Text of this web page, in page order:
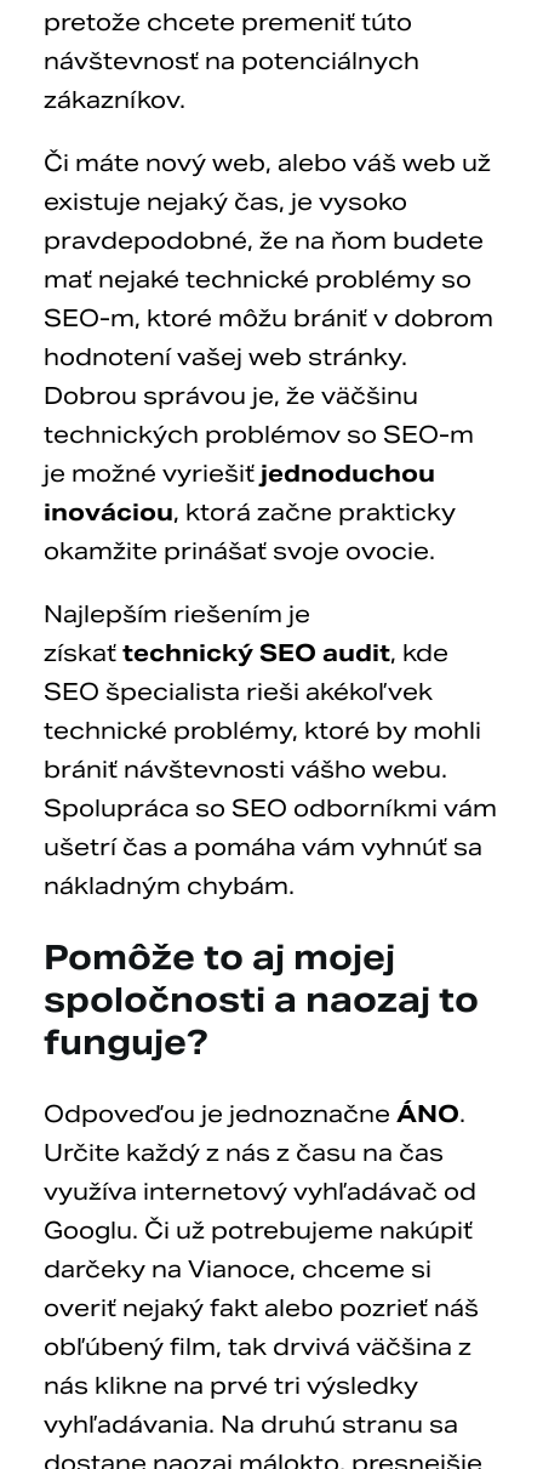
pretože chcete premeniť túto
návštevnosť na potenciálnych
zákazníkov.
Či máte nový web, alebo váš web už
existuje nejaký čas, je vysoko
pravdepodobné, že na ňom budete
mať nejaké technické problémy so
SEO-m, ktoré môžu brániť v dobrom
hodnotení vašej web stránky.
Dobrou správou je, že väčšinu
technických problémov so SEO-m
je možné vyriešiť jednoduchou
inováciou, ktorá začne prakticky
okamžite prinášať svoje ovocie.
Najlepším riešením je
získať technický SEO audit, kde
SEO špecialista rieši akékoľvek
technické problémy, ktoré by mohli
brániť návštevnosti vášho webu.
Spolupráca so SEO odborníkmi vám
ušetrí čas a pomáha vám vyhnúť sa
nákladným chybám.
Pomôže to aj mojej
spoločnosti a naozaj to
funguje?
Odpoveďou je jednoznačne ÁNO.
Určite každý z nás z času na čas
využíva internetový vyhľadávač od
Googlu. Či už potrebujeme nakúpiť
darčeky na Vianoce, chceme si
overiť nejaký fakt alebo pozrieť náš
obľúbený film, tak drvivá väčšina z
nás klikne na prvé tri výsledky
vyhľadávania. Na druhú stranu sa